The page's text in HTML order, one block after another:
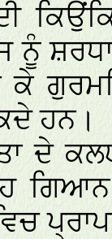
ਨੂੰ
ਹਨ।
ਦੇ
ਗਿਆਨ